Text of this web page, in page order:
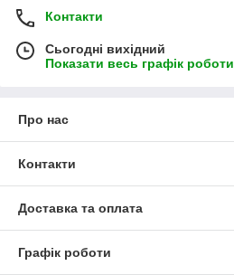
Контакти
Сьогодні вихідний
Показати весь графік роботи
Про нас
Контакти
Доставка та оплата
Графік роботи